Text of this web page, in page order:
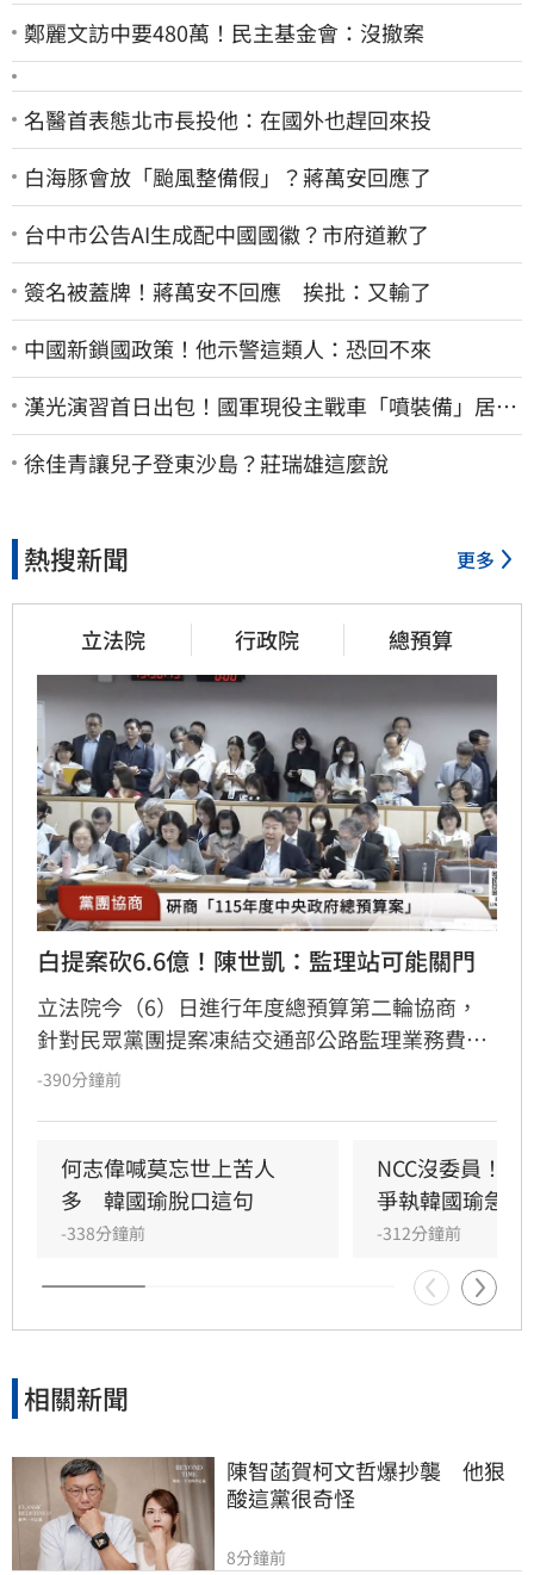
鄭麗文訪中要480萬！民主基金會：沒撤案
名醫首表態北市長投他：在國外也趕回來投
白海豚會放「颱風整備假」？蔣萬安回應了
台中市公告AI生成配中國國徽？市府道歉了
簽名被蓋牌！蔣萬安不回應 挨批：又輸了
中國新鎖國政策！他示警這類人：恐回不來
漢光演習首日出包！國軍現役主戰車「噴裝備」居民
撿到零件…軍方說話了
徐佳青讓兒子登東沙島？莊瑞雄這麼說
熱搜新聞 更多
立法院 行政院 總預算
白提案砍6.6億！陳世凱：監理站可能關門
立法院今（6）日進行年度總預算第二輪協商，
針對民眾黨團提案凍結交通部公路監理業務費
40%並減列6.6億元，交通部長陳世凱示警，恐衝
持原案。立法院長韓國瑜最終裁示全案保留，並
要民眾黨團與交通部溝通。
-390分鐘前
何志偉喊莫忘世上苦人
多　韓國瑜脫口這句
-338分鐘前
NCC沒委員！
爭執韓國瑜急勸
-312分鐘前
相關新聞
陳智菡賀柯文哲爆抄襲　他狠
酸這黨很奇怪
8分鐘前